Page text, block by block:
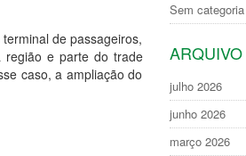
de passageiros,
região e parte do trade
caso, a ampliação do
Sem categoria
ARQUIVO
julho 2026
junho 2026
março 2026